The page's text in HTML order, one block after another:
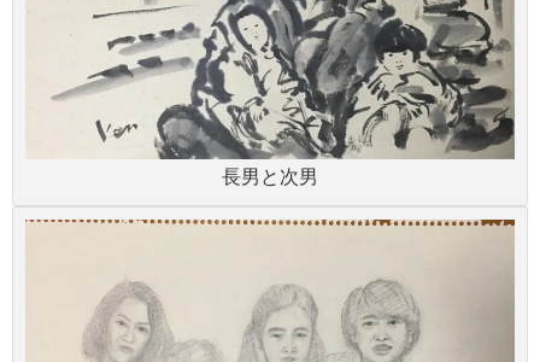
長男と次男